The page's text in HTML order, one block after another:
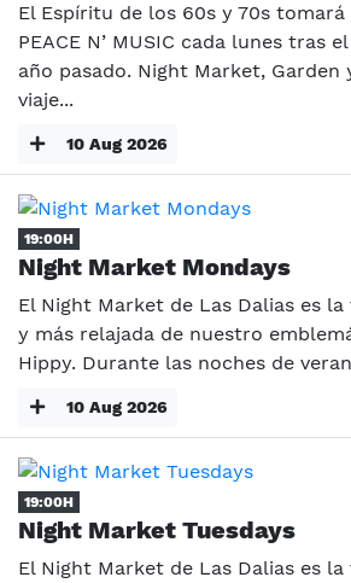
El Espíritu de los 60s y 70s tomará
PEACE N’ MUSIC cada lunes tras
año pasado. Night Market, Garden
viaje...
10 Aug 2026
19:00H
Night Market Mondays
El Night Market de Las Dalias es
y más relajada de nuestro
Hippy. Durante las noches de
10 Aug 2026
19:00H
Night Market Tuesdays
El Night Market de Las Dalias es